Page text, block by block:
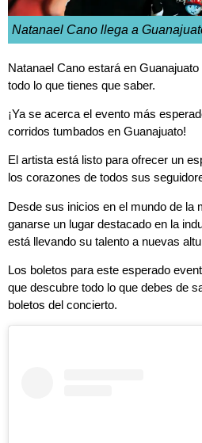
Natanael Cano llega a
Natanael Cano estará en Guanajuato
todo lo que tienes que saber.
¡Ya se acerca el evento más
corridos tumbados en Guanajuato!
El artista está listo para ofrecer un
los corazones de todos sus
Desde sus inicios en el mundo de la
ganarse un lugar destacado en la
está llevando su talento a nuevas
Los boletos para este esperado
que descubre todo lo que debes de
boletos del concierto.